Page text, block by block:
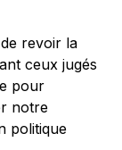
revoir la
ceux jugés
pour
notre
politique